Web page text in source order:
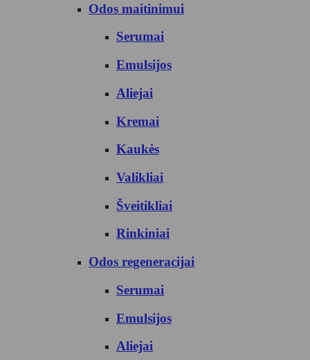
Odos maitinimui
Serumai
Emulsijos
Aliejai
Kremai
Kaukės
Valikliai
Šveitikliai
Rinkiniai
Odos regeneracijai
Serumai
Emulsijos
Aliejai